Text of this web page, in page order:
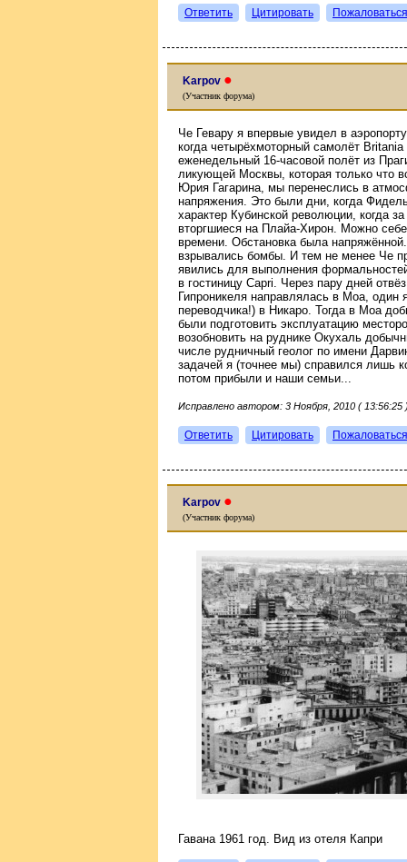
Ответить Цитировать Пожаловаться
Karpov ●
(Участник форума)
Че Гевару я впервые увидел в
когда четырёхмоторный самолёт
еженедельный 16-часовой полёт из
ликующей Москвы, которая только что
Юрия Гагарина, мы перенеслись в
напряжения. Это были дни, когда
характер Кубинской революции, когда
вторгшиеся на Плайа-Хирон. Можно
времени. Обстановка была
взрывались бомбы. И тем не менее Че
явились для выполнения
в гостиницу Capri. Через пару дней
Гипроникеля направлялась в Моа, один
переводчика!) в Никаро. Тогда в Моа
были подготовить эксплуатацию
возобновить на руднике Окухаль
числе рудничный геолог по имени
задачей я (точнее мы) справился лишь
потом прибыли и наши семьи...
Исправлено автором: 3 Ноября, 2010 ( 13:56:25
Ответить Цитировать Пожаловаться
Karpov ●
(Участник форума)
Гавана 1961 год. Вид из отеля Капри